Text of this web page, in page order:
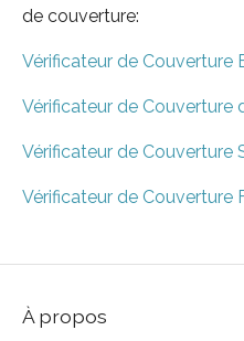
de couverture:
Vérificateur de Couverture
Vérificateur de Couverture
Vérificateur de Couverture
Vérificateur de Couverture
À propos